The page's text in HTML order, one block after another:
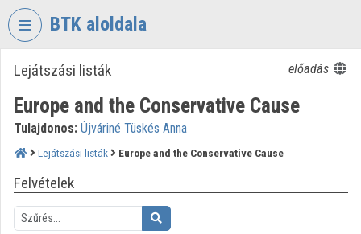
Fejléc kihagyása
BTK aloldala
VIDEOTORIUM
BÖLCSÉSZETTUDOMÁNYI
KUTATÓKÖZPONT
Lejátszási listák előadás
Europe and the Conservative Cause
Tulajdonos: Újváriné Tüskés Anna
Lejátszási listák Europe and the Conservative Cause
Felvételek